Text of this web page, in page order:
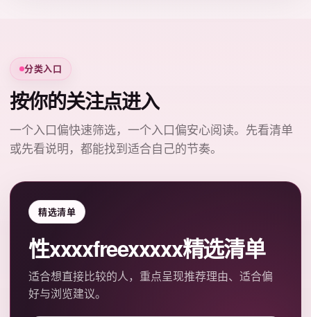
分类入口
按你的关注点进入
一个入口偏快速筛选，一个入口偏安心阅读。先看清单
或先看说明，都能找到适合自己的节奏。
精选清单
性xxxxfreexxxxx精选清单
适合想直接比较的人，重点呈现推荐理由、适合偏
好与浏览建议。